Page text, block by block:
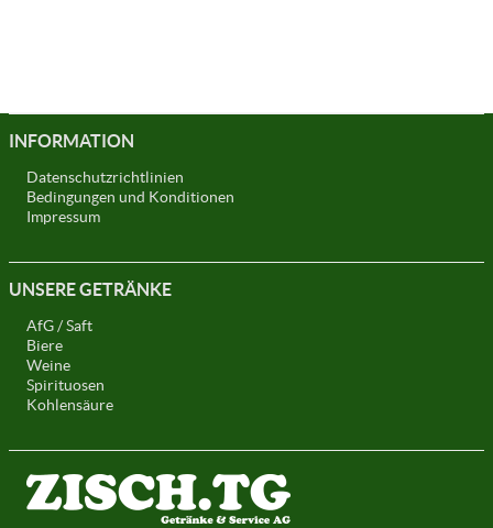
INFORMATION
Datenschutzrichtlinien
Bedingungen und Konditionen
Impressum
UNSERE GETRÄNKE
AfG / Saft
Biere
Weine
Spirituosen
Kohlensäure